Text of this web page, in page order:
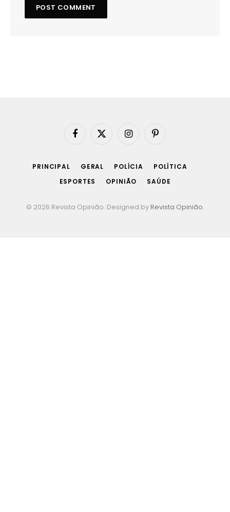
Facebook
X
InstagramPinterest
PRINCIPAL GERAL POLÍCIA
POLÍTICA
ESPORTES
OPINIÃO SAÚDE
© 2026 Revista Opinião. Designed by Revista Opinião.